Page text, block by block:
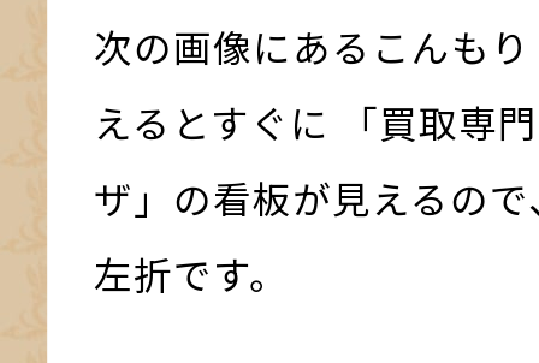
次の画像にあるこんも
えるとすぐに 「買取専
ザ」の看板が見えるの
左折です。